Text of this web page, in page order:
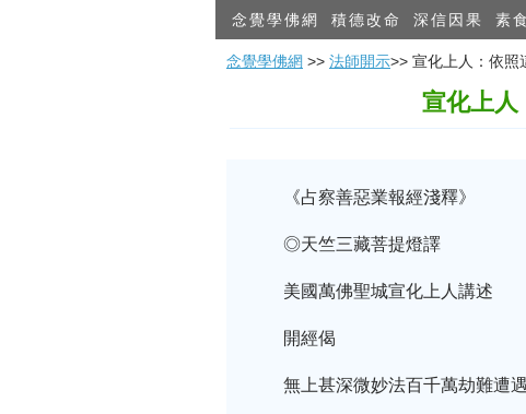
念覺學佛網 積德改命 深信因果 素
念覺學佛網 >> 法師開示>> 宣化上人：依照
宣化上人
《占察善惡業報經淺釋》
◎天竺三藏菩提燈譯
美國萬佛聖城宣化上人講述
開經偈
無上甚深微妙法百千萬劫難遭遇